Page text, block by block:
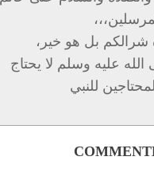
شرالكم بل هو خير،
الله عليه وسلم لا يحتاج
للنبي